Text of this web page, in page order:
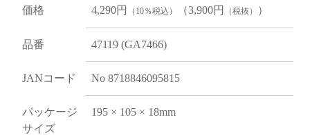
価格 4,290円 （10％税込） （3,900円 （税抜） ）
品番 47119 (GA7466)
JANコード No 8718846095815
パッケージ
サイズ
195 × 105 × 18mm